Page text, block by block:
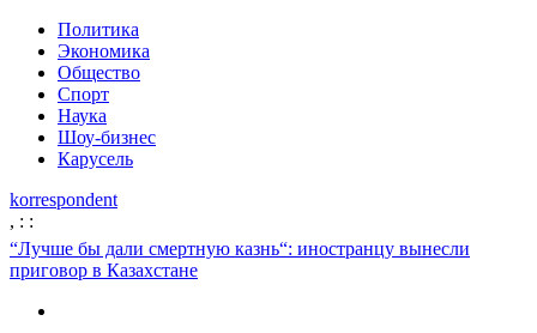
Политика
Экономика
Общество
Спорт
Наука
Шоу-бизнес
Карусель
korrespondent
, : :
“Лучше бы дали смертную казнь“: иностранцу вынесли
приговор в Казахстане